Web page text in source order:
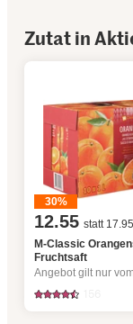
Zutat in
30%
12.55 statt 17.95
M-Classic
Fruchtsaft